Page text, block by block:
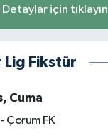
Detaylar için tıklayın
Lig Fikstür
Cuma
Çorum FK